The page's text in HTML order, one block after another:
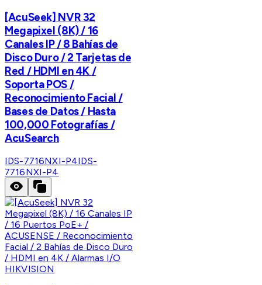
[AcuSeek] NVR 32
Megapixel (8K) / 16
Canales IP / 8 Bahías de
Disco Duro / 2 Tarjetas de
Red / HDMI en 4K /
Soporta POS /
Reconocimiento Facial /
Bases de Datos / Hasta
100,000 Fotografías /
AcuSearch
IDS-7716NXI-P4IDS-
7716NXI-P4
HIKVISION